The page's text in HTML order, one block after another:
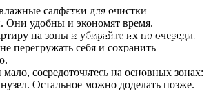
Дезинфекция офисов
Дезинфекция помещений
и транспорта
Дезинфекция от
салфетки для очистки
Они удобны и экономят время.
на зоны и убирайте их по очереди.
перегружать себя и сохранить
сосредоточьтесь на основных зонах:
Остальное можно доделать позже.